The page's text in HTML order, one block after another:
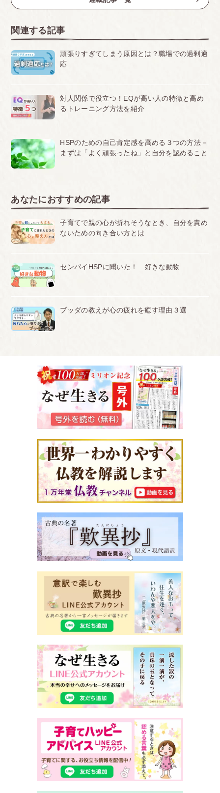
関連する記事
頑張りすぎてしまう原因とは？職場での過剰適
応
対人関係で役立つ！EQが高い人の特徴と高め
るトレーニング方法を紹介
HSPのための自己肯定感を高める３つの方法－
まずは「よく頑張ったね」と自分を認めること
あなたにおすすめの記事
子育てで親の心が折れそうなとき、自分を責め
ないための向き合い方とは
センパイHSPに聞いた！ 好きな動物
ブッダの教えが心の疲れを癒す理由３選